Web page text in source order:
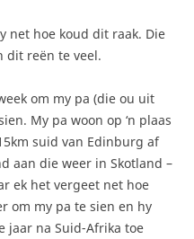
net hoe koud dit raak. Die
dit reën te veel.
om my pa (die ou uit
My pa woon op ‘n plaas
suid van Edinburg af
aan die weer in Skotland –
ek het vergeet net hoe
om my pa te sien en hy
jaar na Suid-Afrika toe